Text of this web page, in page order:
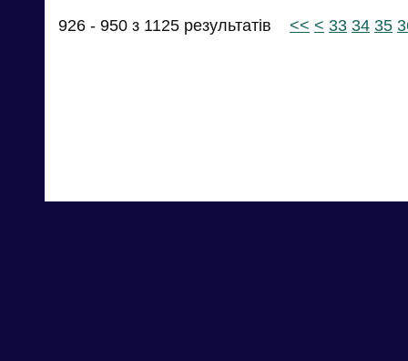
926 - 950 з 1125 результатів << < 33 34 35